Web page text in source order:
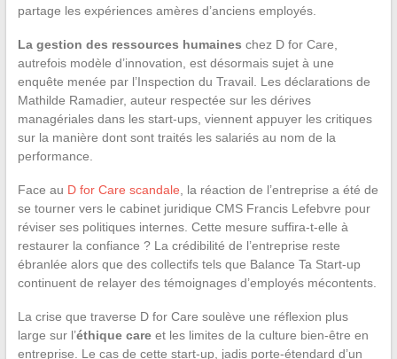
partage les expériences amères d’anciens employés.
La gestion des ressources humaines chez D for Care,
autrefois modèle d’innovation, est désormais sujet à une
enquête menée par l’Inspection du Travail. Les déclarations de
Mathilde Ramadier, auteur respectée sur les dérives
managériales dans les start-ups, viennent appuyer les critiques
sur la manière dont sont traités les salariés au nom de la
performance.
Face au D for Care scandale , la réaction de l’entreprise a été de
se tourner vers le cabinet juridique CMS Francis Lefebvre pour
réviser ses politiques internes. Cette mesure suffira-t-elle à
restaurer la confiance ? La crédibilité de l’entreprise reste
ébranlée alors que des collectifs tels que Balance Ta Start-up
continuent de relayer des témoignages d’employés mécontents.
La crise que traverse D for Care soulève une réflexion plus
large sur l’éthique careet les limites de la culture bien-être en
entreprise. Le cas de cette start-up, jadis porte-étendard d’un